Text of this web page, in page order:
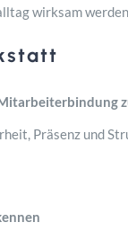
wirksam
Präsenz und